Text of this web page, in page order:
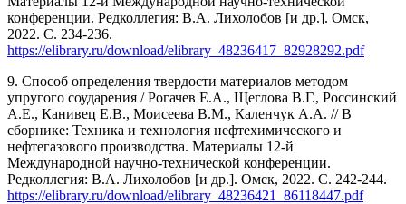
конференции. Редколлегия: В.А. Лихолобов [и др.]. Омск,
2022. С. 234-236.
https://elibrary.ru/download/elibrary_48236417_82928292.pdf
9. Способ определения твердости материалов методом
упругого соударения / Рогачев Е.А., Щеглова В.Г., Россинский
А.Е., Канивец Е.В., Моисеева В.М., Каленчук А.А. // В
сборнике: Техника и технология нефтехимического и
нефтегазового производства. Материалы 12-й
Международной научно-технической конференции.
Редколлегия: В.А. Лихолобов [и др.]. Омск, 2022. С. 242-244.
https://elibrary.ru/download/elibrary_48236421_86118447.pdf